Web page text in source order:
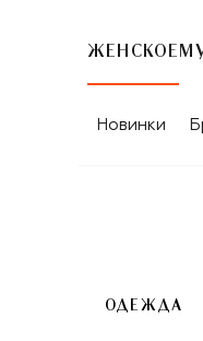
ЖЕНСКОЕ
Новинки
ОДЕЖДА